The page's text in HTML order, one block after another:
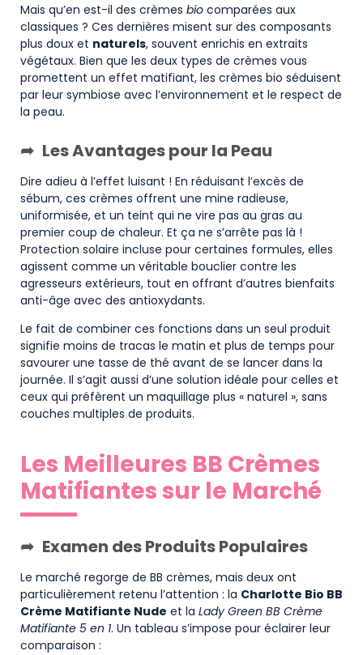
Mais qu’en est-il des crèmes bio comparées aux
classiques ? Ces dernières misent sur des composants
plus doux et naturels, souvent enrichis en extraits
végétaux. Bien que les deux types de crèmes vous
promettent un effet matifiant, les crèmes bio séduisent
par leur symbiose avec l’environnement et le respect de
la peau.
Les Avantages pour la Peau
Dire adieu à l’effet luisant ! En réduisant l’excès de
sébum, ces crèmes offrent une mine radieuse,
uniformisée, et un teint qui ne vire pas au gras au
premier coup de chaleur. Et ça ne s’arrête pas là !
Protection solaire incluse pour certaines formules, elles
agissent comme un véritable bouclier contre les
agresseurs extérieurs, tout en offrant d’autres bienfaits
anti-âge avec des antioxydants.
Le fait de combiner ces fonctions dans un seul produit
signifie moins de tracas le matin et plus de temps pour
savourer une tasse de thé avant de se lancer dans la
journée. Il s’agit aussi d’une solution idéale pour celles et
ceux qui préfèrent un maquillage plus « naturel », sans
couches multiples de produits.
Les Meilleures BB Crèmes
Matifiantes sur le Marché
Examen des Produits Populaires
Le marché regorge de BB crèmes, mais deux ont
particulièrement retenu l’attention : la Charlotte Bio BB
Crème Matifiante Nude et la Lady Green BB Crème
Matifiante 5 en 1. Un tableau s’impose pour éclairer leur
comparaison :